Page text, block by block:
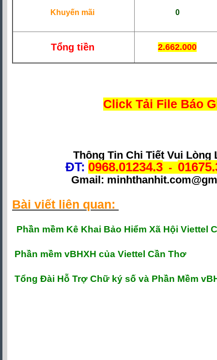
Khuyến mãi 0
Tổng tiền 2.662.000
Click Tải File Báo
Thông Tin Chi Tiết Vui Lòng
ĐT: 0968.01234.3 -
Gmail:
Bài viết liên quan:
Phần mềm Kê Khai Bảo Hiểm Xã Hội Viettel
Phần mềm vBHXH của Viettel Cần Thơ
Tổng Đài Hỗ Trợ Chữ ký số và Phần Mềm